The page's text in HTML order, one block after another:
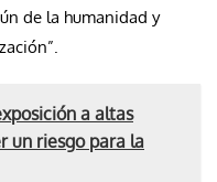
de la humanidad y
a altas
un riesgo para la